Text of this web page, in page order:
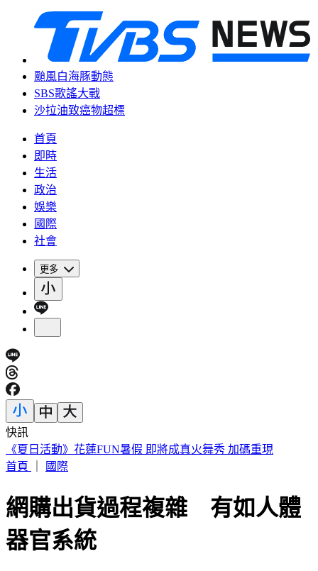
颱風白海豚動態
SBS歌謠大戰
沙拉油致癌物超標
首頁
即時
生活
政治
娛樂
國際
社會
更多
快訊
188萬《龍藏經》賣掉了！大戶不甩7折 店員爆「付現買原
價」
網購出貨過程複雜 有如人體
器官系統